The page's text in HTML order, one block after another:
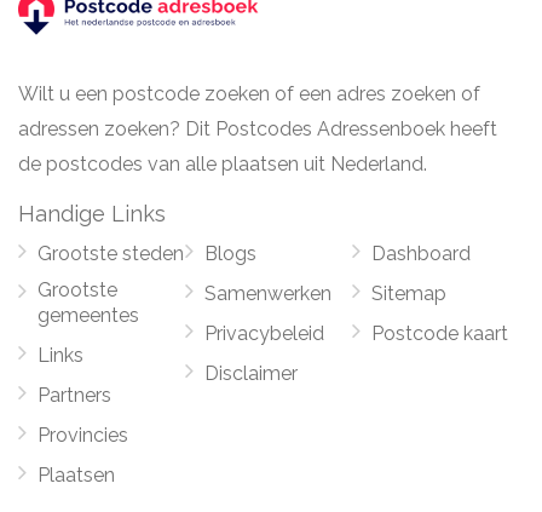
Wilt u een postcode zoeken of een adres zoeken of
adressen zoeken? Dit Postcodes Adressenboek heeft
de postcodes van alle plaatsen uit Nederland.
Handige Links
Grootste steden
Grootste
gemeentes
Links
Partners
Provincies
Plaatsen
Blogs
Samenwerken
Privacybeleid
Disclaimer
Dashboard
Sitemap
Postcode kaart